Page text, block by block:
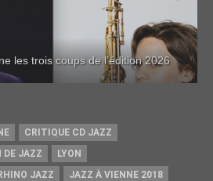
les trois coups de l’édition 2026
CRITIQUE CD JAZZ
DE JAZZ
LYON
JAZZ
JAZZ À VIENNE 2018